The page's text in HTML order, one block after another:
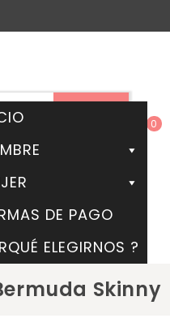
0
DE PAGO
ELEGIRNOS ?
Skinny